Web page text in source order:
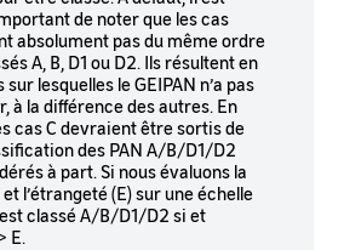
de noter que les cas
absolument pas du même ordre
A, B, D1 ou D2. Ils résultent en
sur lesquelles le GEIPAN n’a pas
à la différence des autres. En
cas C devraient être sortis de
des PAN A/B/D1/D2
à part. Si nous évaluons la
l’étrangeté (E) sur une échelle
est classé A/B/D1/D2 si et
E.